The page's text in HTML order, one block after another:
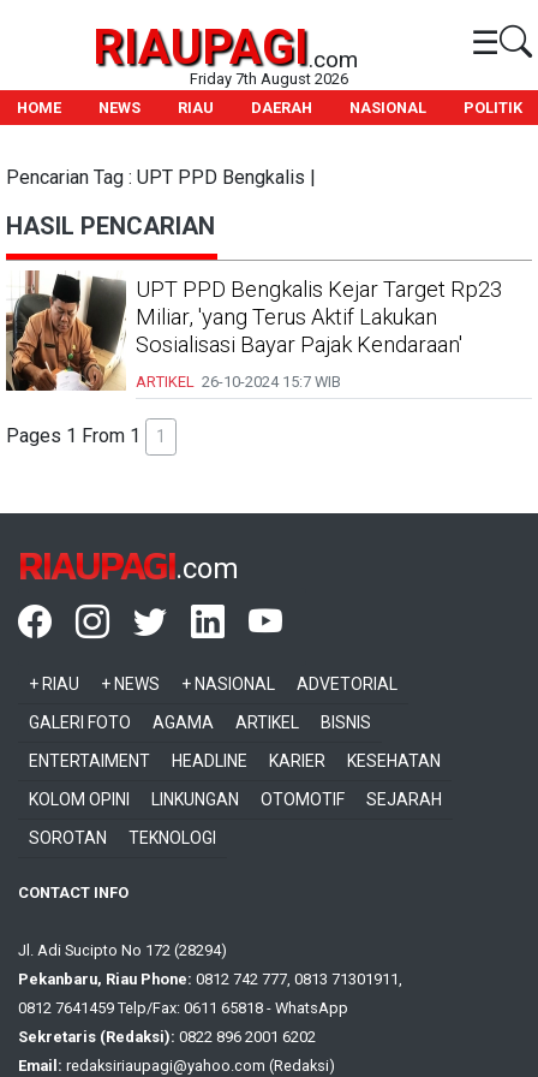
RIAUPAGI.com ☰
Friday 7th August 2026
HOME
NEWS RIAU DAERAH NASIONAL POLITIK
Pencarian Tag : UPT PPD Bengkalis |
HASIL PENCARIAN
UPT PPD Bengkalis Kejar Target Rp23
Miliar, 'yang Terus Aktif Lakukan
Sosialisasi Bayar Pajak Kendaraan'
ARTIKEL 26-10-202415:7 WIB
Pages 1 From 1 1
RIAUPAGI.com
+ RIAU + NEWS + NASIONAL
ADVETORIAL
GALERI FOTO
AGAMA ARTIKEL
BISNIS
ENTERTAIMENT
HEADLINE KARIER
KESEHATAN
KOLOM OPINI
LINKUNGAN OTOMOTIF
SEJARAH
SOROTAN
TEKNOLOGI
CONTACT INFO
Jl. Adi Sucipto No 172 (28294)
Pekanbaru, Riau Phone: 0812 742 777, 0813 71301911,
0812 7641459 Telp/Fax: 0611 65818 - WhatsApp
Sekretaris (Redaksi): 0822 896 2001 6202
Email: redaksiriaupagi@yahoo.com (Redaksi)